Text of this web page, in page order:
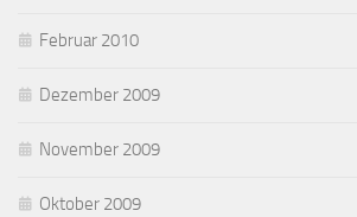
Februar 2010
Dezember 2009
November 2009
Oktober 2009